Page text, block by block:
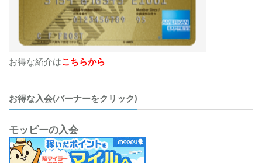
お得な紹介はこちらから
お得な入会(バーナーをクリック)
モッピーの入会